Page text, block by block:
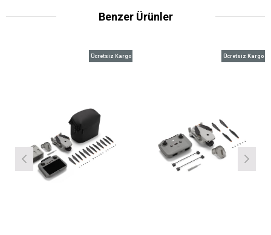
Benzer Ürünler
Ücretsiz Kargo Ücretsiz Kargo